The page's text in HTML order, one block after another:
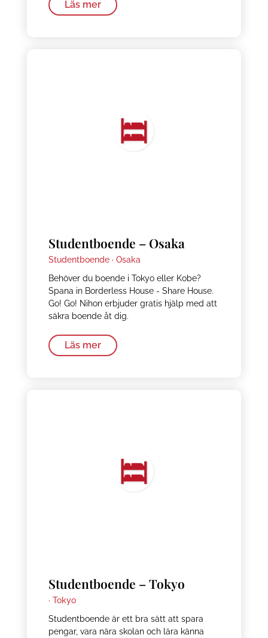
Läs mer
Studentboende – Osaka
Studentboende · Osaka
Behöver du boende i Tokyo eller Kobe?
Spana in Borderless House - Share House.
Go! Go! Nihon erbjuder gratis hjälp med att
säkra boende åt dig.
Läs mer
Studentboende – Tokyo
· Tokyo
Studentboende är ett bra sätt att spara
pengar, vara nära skolan och lära känna